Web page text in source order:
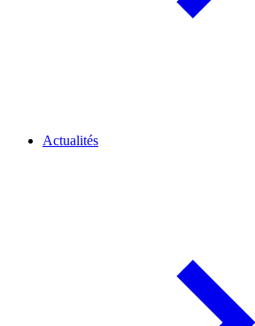
Actualités